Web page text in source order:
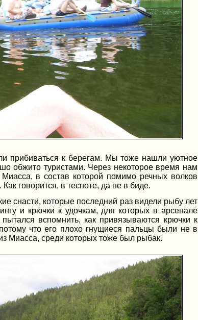
прибиваться к берегам. Мы тоже нашли уютное
обжито туристами. Через некоторое время нам
в состав которой помимо речных волков
говорится, в тесноте, да не в биде.
снасти, которые последний раз видели рыбу лет
и крючки к удочкам, для которых в арсенале
вспомнить, как привязываются крючки к
что его плохо гнущиеся пальцы были не в
Миасса, среди которых тоже был рыбак.